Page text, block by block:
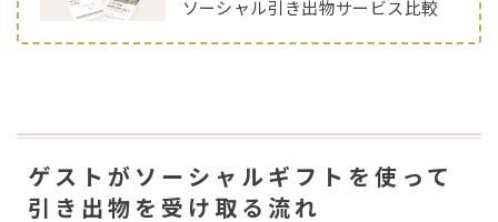
ソーシャル引き出物サービス比較
ゲストがソーシャルギフトを使って
引き出物を受け取る流れ